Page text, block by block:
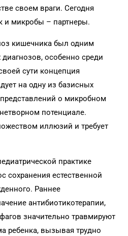
своем враги. Сегодня
и микробы – партнеры.
кишечника был одним
особенно среди
сути концепция
на одну из базисных
о микробном
потенциале.
иллюзий и требует
практике
сохранения естественной
Раннее
антибиотикотерапии,
значительно травмируют
ребенка, вызывая трудно